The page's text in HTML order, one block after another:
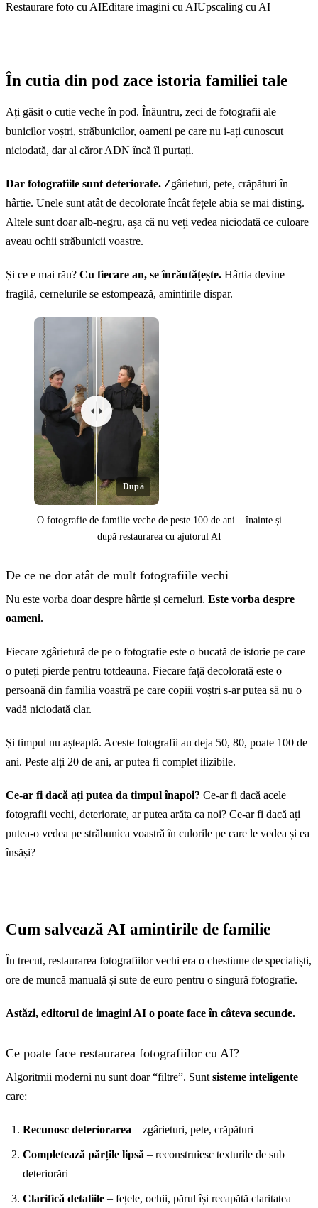
Restaurare foto cu AIEditare imagini cu AIUpscaling cu AI
În cutia din pod zace istoria familiei tale
Ați găsit o cutie veche în pod. Înăuntru, zeci de fotografii ale
bunicilor voștri, străbunicilor, oameni pe care nu i-ați cunoscut
niciodată, dar al căror ADN încă îl purtați.
Dar fotografiile sunt deteriorate. Zgârieturi, pete, crăpături în
hârtie. Unele sunt atât de decolorate încât fețele abia se mai disting.
Altele sunt doar alb-negru, așa că nu veți vedea niciodată ce culoare
aveau ochii străbunicii voastre.
Și ce e mai rău? Cu fiecare an, se înrăutățește. Hârtia devine
fragilă, cernelurile se estompează, amintirile dispar.
Înainte
După
O fotografie de familie veche de peste 100 de ani – înainte și
după restaurarea cu ajutorul AI
De ce ne dor atât de mult fotografiile vechi
Nu este vorba doar despre hârtie și cerneluri. Este vorba despre
oameni.
Fiecare zgârietură de pe o fotografie este o bucată de istorie pe care
o puteți pierde pentru totdeauna. Fiecare față decolorată este o
persoană din familia voastră pe care copiii voștri s-ar putea să nu o
vadă niciodată clar.
Și timpul nu așteaptă. Aceste fotografii au deja 50, 80, poate 100 de
ani. Peste alți 20 de ani, ar putea fi complet ilizibile.
Ce-ar fi dacă ați putea da timpul înapoi? Ce-ar fi dacă acele
fotografii vechi, deteriorate, ar putea arăta ca noi? Ce-ar fi dacă ați
putea-o vedea pe străbunica voastră în culorile pe care le vedea și ea
însăși?
Cum salvează AI amintirile de familie
În trecut, restaurarea fotografiilor vechi era o chestiune de specialiști,
ore de muncă manuală și sute de euro pentru o singură fotografie.
Astăzi, editorul de imagini AI o poate face în câteva secunde.
Ce poate face restaurarea fotografiilor cu AI?
Algoritmii moderni nu sunt doar “filtre”. Sunt sisteme inteligente
care:
Recunosc deteriorarea – zgârieturi, pete, crăpături
Completează părțile lipsă – reconstruiesc texturile de sub
deteriorări
Clarifică detaliile – fețele, ochii, părul își recapătă claritatea